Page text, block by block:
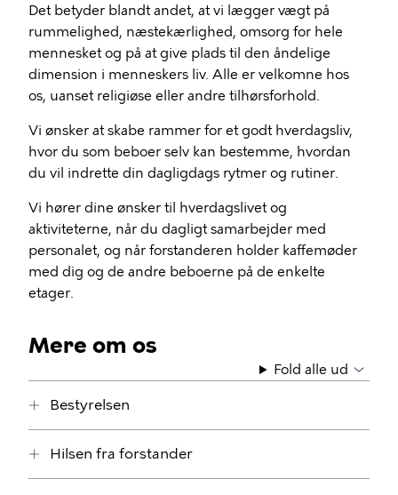
Det betyder blandt andet, at vi lægger vægt på
rummelighed, næstekærlighed, omsorg for hele
mennesket og på at give plads til den åndelige
dimension i menneskers liv. Alle er velkomne hos
os, uanset religiøse eller andre tilhørsforhold.
Vi ønsker at skabe rammer for et godt hverdagsliv,
hvor du som beboer selv kan bestemme, hvordan
du vil indrette din dagligdags rytmer og rutiner.
Vi hører dine ønsker til hverdagslivet og
aktiviteterne, når du dagligt samarbejder med
personalet, og når forstanderen holder kaffemøder
med dig og de andre beboerne på de enkelte
etager.
Mere om os
Fold alle ud
Bestyrelsen
Hilsen fra forstander